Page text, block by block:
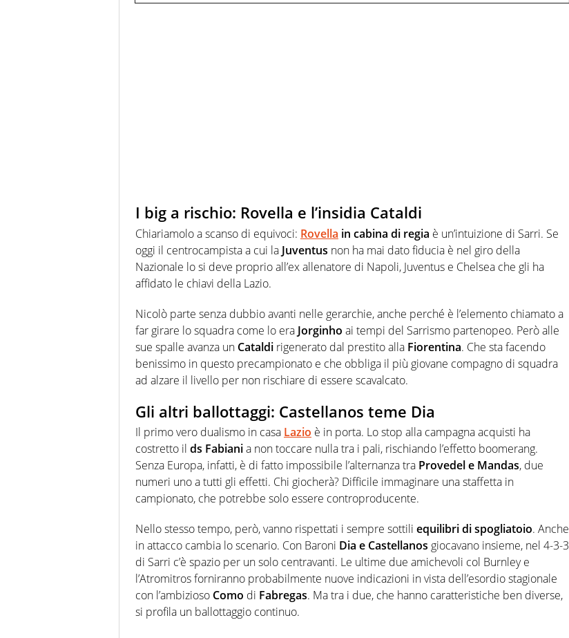
I big a rischio: Rovella e l’insidia Cataldi
Chiariamolo a scanso di equivoci: Rovella in cabina di regia è un’intuizione di Sarri. Se
oggi il centrocampista a cui la Juventus non ha mai dato fiducia è nel giro della
Nazionale lo si deve proprio all’ex allenatore di Napoli, Juventus e Chelsea che gli ha
affidato le chiavi della Lazio.
Nicolò parte senza dubbio avanti nelle gerarchie, anche perché è l’elemento chiamato a
far girare lo squadra come lo era Jorginho ai tempi del Sarrismo partenopeo. Però alle
sue spalle avanza un Cataldi rigenerato dal prestito alla Fiorentina. Che sta facendo
benissimo in questo precampionato e che obbliga il più giovane compagno di squadra
ad alzare il livello per non rischiare di essere scavalcato.
Gli altri ballottaggi: Castellanos teme Dia
Il primo vero dualismo in casa Lazio è in porta. Lo stop alla campagna acquisti ha
costretto il ds Fabiania non toccare nulla tra i pali, rischiando l’effetto boomerang.
Senza Europa, infatti, è di fatto impossibile l’alternanza tra Provedel e Mandas, due
numeri uno a tutti gli effetti. Chi giocherà? Difficile immaginare una staffetta in
campionato, che potrebbe solo essere controproducente.
Nello stesso tempo, però, vanno rispettati i sempre sottili equilibri di spogliatoio. Anche
in attacco cambia lo scenario. Con Baroni Dia e Castellanos giocavano insieme, nel 4-3-3
di Sarri c’è spazio per un solo centravanti. Le ultime due amichevoli col Burnley e
l’Atromitros forniranno probabilmente nuove indicazioni in vista dell’esordio stagionale
con l’ambizioso Como di Fabregas. Ma tra i due, che hanno caratteristiche ben diverse,
si profila un ballottaggio continuo.